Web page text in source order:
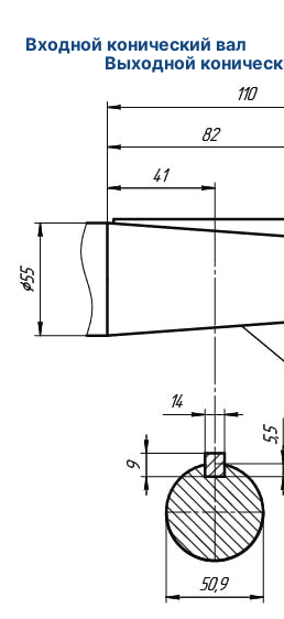
Входной
Выходной